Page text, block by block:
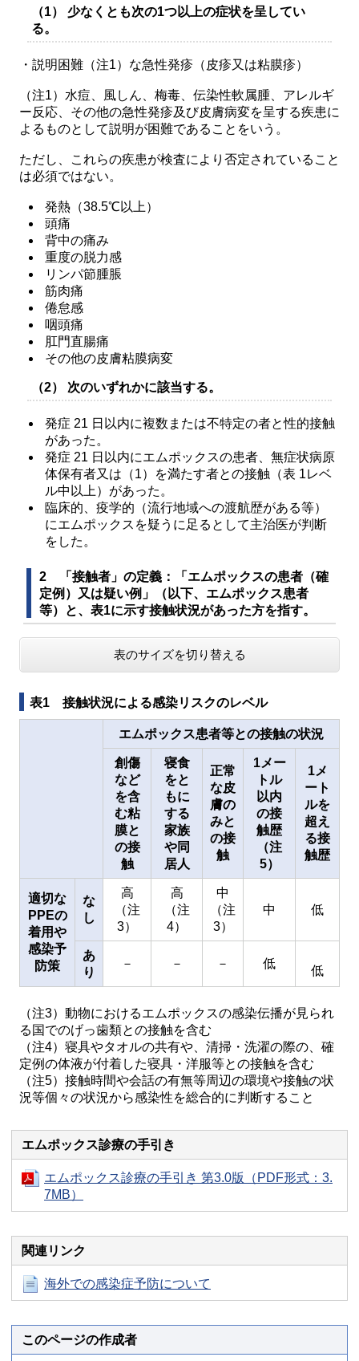
（1） 少なくとも次の1つ以上の症状を呈してい
る。
・説明困難（注1）な急性発疹（皮疹又は粘膜疹）
（注1）水痘、風しん、梅毒、伝染性軟属腫、アレルギ
ー反応、その他の急性発疹及び皮膚病変を呈する疾患に
よるものとして説明が困難であることをいう。
ただし、これらの疾患が検査により否定されていること
は必須ではない。
発熱（38.5℃以上）
頭痛
背中の痛み
重度の脱力感
リンパ節腫脹
筋肉痛
倦怠感
咽頭痛
肛門直腸痛
その他の皮膚粘膜病変
（2） 次のいずれかに該当する。
発症 21 日以内に複数または不特定の者と性的接触
があった。
発症 21 日以内にエムポックスの患者、無症状病原
体保有者又は（1）を満たす者との接触（表 1レベ
ル中以上）があった。
臨床的、疫学的（流行地域への渡航歴がある等）
にエムポックスを疑うに足るとして主治医が判断
をした。
2 「接触者」の定義：「エムポックスの患者（確
定例）又は疑い例」（以下、エムポックス患者
等）と、表1に示す接触状況があった方を指す。
表のサイズを切り替える
表1 接触状況による感染リスクのレベル
エムポックス患者等との接触の状況
創傷
など
を含
む粘
膜と
の接
触
寝食
をと
もに
する
家族
や同
居人
正常
な皮
膚の
みと
の接
触
1メー
トル
以内
の接
触歴
（注
5）
1メ
ート
ルを
超え
る接
触歴
適切な
PPEの
着用や
感染予
防策
な
し
高
（注
3）
高
（注
4）
中
（注
3）
中 低
あ
り
－ － － 低
低
（注3）動物におけるエムポックスの感染伝播が見られ
る国でのげっ歯類との接触を含む
（注4）寝具やタオルの共有や、清掃・洗濯の際の、確
定例の体液が付着した寝具・洋服等との接触を含む
（注5）接触時間や会話の有無等周辺の環境や接触の状
況等個々の状況から感染性を総合的に判断すること
エムポックス診療の手引き
エムポックス診療の手引き 第3.0版（PDF形式：3.
7MB）
関連リンク
海外での感染症予防について
このページの作成者